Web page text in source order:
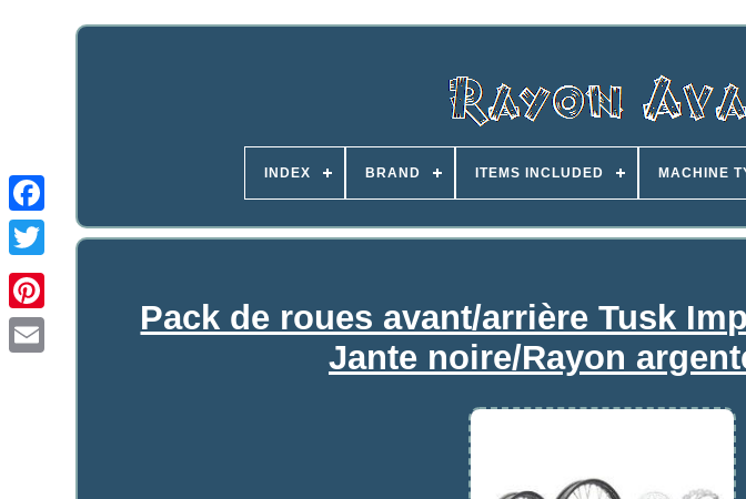
INDEX BRAND ITEMS INCLUDED MACHINE
Pack de roues avant/arrière Tusk
Jante noire/Rayon